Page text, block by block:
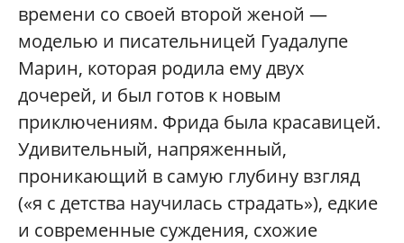
времени со своей второй женой —
моделью и писательницей Гуадалупе
Марин, которая родила ему двух
дочерей, и был готов к новым
приключениям. Фрида была красавицей.
Удивительный, напряженный,
проникающий в самую глубину взгляд
(«я с детства научилась страдать»), едкие
и современные суждения, схожие